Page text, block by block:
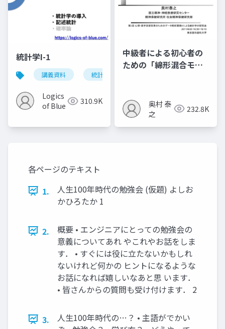
統計学I-1
講義資料 統計学
Logics
of Blue
310.9K
中級者による初心者の
ための「綿形混合モデ
奥村 泰
之
232.8K
各ページのテキスト
1.
⼈⽣100年時代の勉強会 (仮題) よしお
かひろたか 1
2.
概要 • エンジニアにとっての勉強会の
意義についてあれ やこれやお話をしま
す． • すぐには役に立たないかもしれ
ないけれど何かの ヒントになるような
お話になれば嬉しいなあと思 います．
• 皆さんからの質問も受け付けます． 2
3.
⼈⽣100年時代の…？ • 主語がでかい